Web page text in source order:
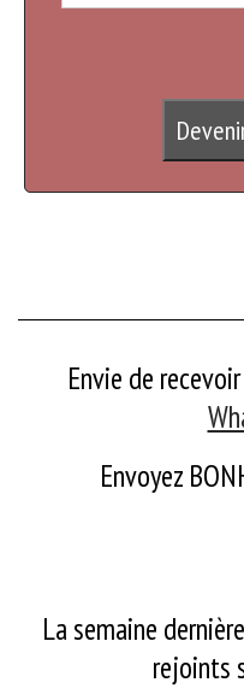
Envie de
Envoyez
La semaine
rejoints